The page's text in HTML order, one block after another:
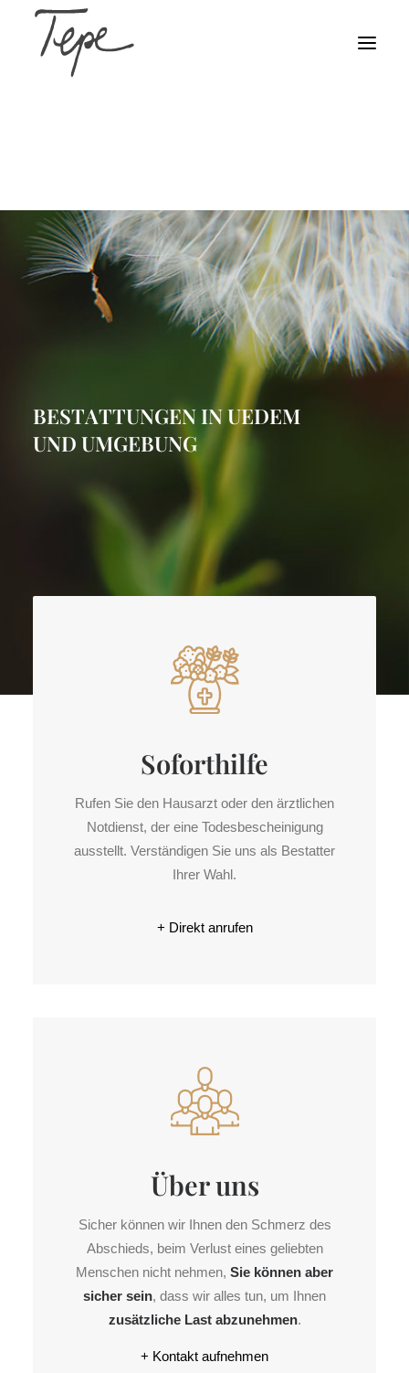
BESTATTUNGENINUEDEM
UND UMGEBUNG
Soforthilfe
Rufen Sie den Haus­arzt oder den ärztlichen
Not­dienst, der eine Todes­bescheinigung
ausstellt. Verständigen Sie uns als Bestatter
Ihrer Wahl.
+ Direkt anrufen
Über uns
Sicher können wir Ihnen den Schmerz des
Abschieds, beim Verlust eines geliebten
Menschen nicht nehmen, Sie können aber
sicher sein, dass wir alles tun, um Ihnen
zusätzliche Last abzunehmen.
+ Kontakt aufnehmen